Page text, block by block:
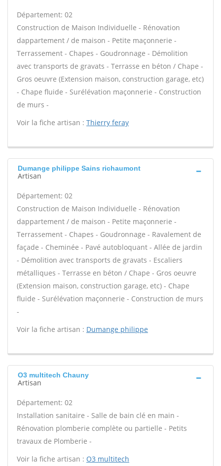
Département: 02
Construction de Maison Individuelle - Rénovation
dappartement / de maison - Petite maçonnerie -
Terrassement - Chapes - Goudronnage - Démolition
avec transports de gravats - Terrasse en béton / Chape -
Gros oeuvre (Extension maison, construction garage, etc)
- Chape fluide - Surélévation maçonnerie - Construction
de murs -
Voir la fiche artisan : Thierry feray
Dumange philippe Sains richaumont
Artisan
Département: 02
Construction de Maison Individuelle - Rénovation
dappartement / de maison - Petite maçonnerie -
Terrassement - Chapes - Goudronnage - Ravalement de
façade - Cheminée - Pavé autobloquant - Allée de jardin
- Démolition avec transports de gravats - Escaliers
métalliques - Terrasse en béton / Chape - Gros oeuvre
(Extension maison, construction garage, etc) - Chape
fluide - Surélévation maçonnerie - Construction de murs
-
Voir la fiche artisan : Dumange philippe
O3 multitech Chauny
Artisan
Département: 02
Installation sanitaire - Salle de bain clé en main -
Rénovation plomberie complète ou partielle - Petits
travaux de Plomberie -
Voir la fiche artisan : O3 multitech